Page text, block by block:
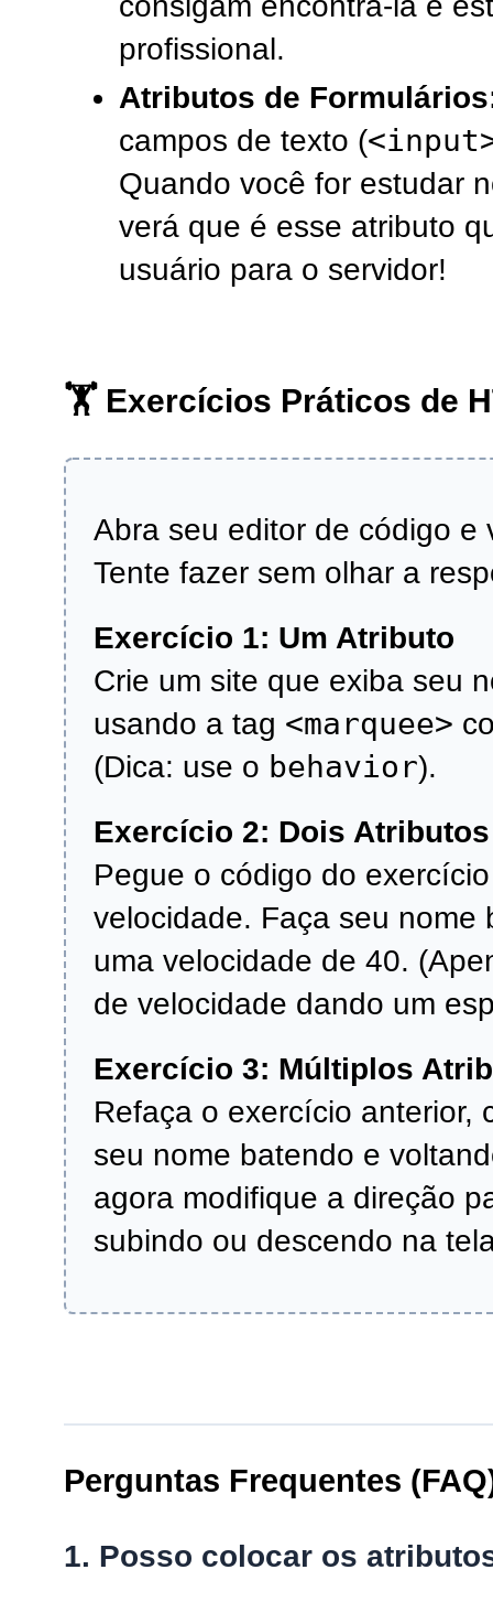
profissional.
Atributos de
campos de texto (
Quando você for estudar
verá que é esse atributo
usuário para o servidor!
🏋️ Exercícios Práticos de
Abra seu editor de código e
Tente fazer sem olhar a
Exercício 1: Um Atributo
Crie um site que exiba seu
usando a tag <marquee>
(Dica: use o behavior).
Exercício 2: Dois
Pegue o código do
velocidade. Faça seu nome
uma velocidade de 40.
de velocidade dando um
Exercício 3: Múltiplos
Refaça o exercício anterior,
seu nome batendo e
agora modifique a direção
subindo ou descendo na
Perguntas Frequentes
1. Posso colocar os